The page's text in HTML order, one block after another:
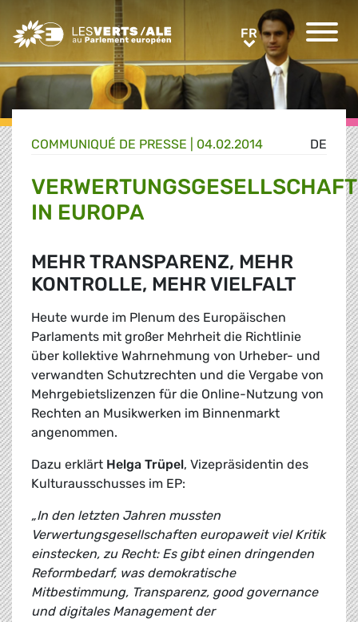
Greens/EFA Home FRFR
DE
COMMUNIQUÉ DE PRESSE 04.02.2014
IN EUROPA
MEHR TRANSPARENZ, MEHR
KONTROLLE, MEHR VIELFALT
Heute wurde im Plenum des Europäischen
Parlaments mit großer Mehrheit die Richtlinie
über kollektive Wahrnehmung von Urheber- und
verwandten Schutzrechten und die Vergabe von
Mehrgebietslizenzen für die Online-Nutzung von
Rechten an Musikwerken im Binnenmarkt
angenommen.
Dazu erklärt Helga Trüpel, Vizepräsidentin des
Kulturausschusses im EP:
„In den letzten Jahren mussten
Verwertungsgesellschaften europaweit viel Kritik
einstecken, zu Recht: Es gibt einen dringenden
Reformbedarf, was demokratische
Mitbestimmung, Transparenz, good governance
und digitales Management der